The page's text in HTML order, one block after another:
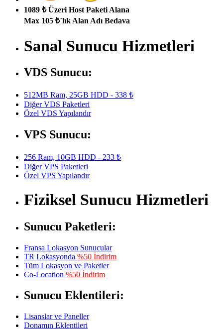
1089 ₺ Üzeri Host Paketi Alana
Max 105 ₺`lık Alan Adı Bedava
Sanal Sunucu Hizmetleri
VDS Sunucu:
512MB Ram, 25GB HDD - 338 ₺
Diğer VDS Paketleri
Özel VDS Yapılandır
VPS Sunucu:
256 Ram, 10GB HDD - 233 ₺
Diğer VPS Paketleri
Özel VPS Yapılandır
Fiziksel Sunucu Hizmetleri
Sunucu Paketleri:
Fransa Lokasyon Sunucular
TR Lokasyonda %50 İndirim
Tüm Lokasyon ve Paketler
Co-Location %50 İndirim
Sunucu Eklentileri:
Lisanslar ve Paneller
Donamın Eklentileri